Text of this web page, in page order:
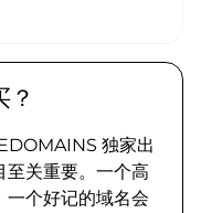
独家出
至关重要。一个高
一个好记的域名会